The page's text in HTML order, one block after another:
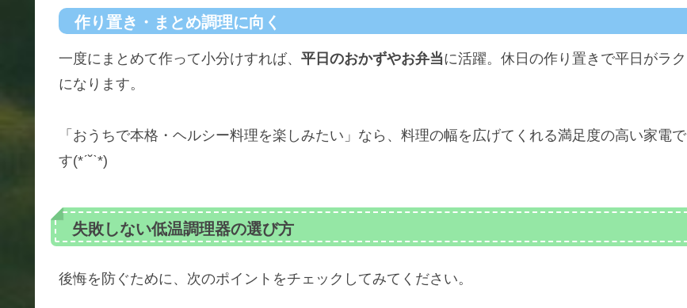
作り置き・まとめ調理に向く
一度にまとめて作って小分けすれば、 平日のおかずやお弁当に活躍。休日の作り置きで平日がラク
になります。
「おうちで本格・ヘルシー料理を楽しみたい」なら、料理の幅を広げてくれる満足度の高い家電で
す(*ˊ˘ˋ*)
失敗しない低温調理器の選び方
後悔を防ぐために、次のポイントをチェックしてみてください。